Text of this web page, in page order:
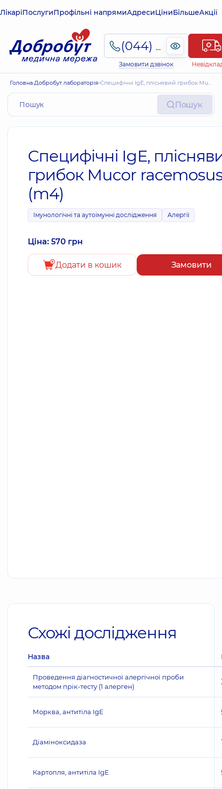
ЛікаріПослугиПрофільні напрямиАдресиЦіниБільшеАкції
(044) 495-2-888
Замовити дзвінок
Головна Добробут лабораторія Специфічні IgE, пліснявий грибок Mucor racemosus (m4)
Пошук
Специфічні IgE,
грибок Mucor
(m4)
Імунологічні та аутоімунні дослідження Алергії
Ціна: 570 грн
Додати в кошик Замовити
Схожі дослідження
Назва
Проведення діагностичної алергічної проби
методом прік-тесту (1 алерген)
Морква, антитіла IgE
Діаміноксидаза
Картопля, антитіла IgE